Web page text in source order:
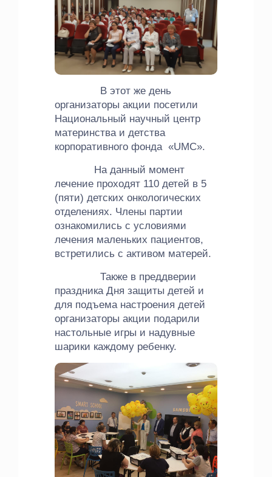
В этот же день
организаторы акции посетили
Национальный научный центр
материнства и детства
корпоративного фонда «UMC».
На данный момент
лечение проходят 110 детей в 5
(пяти) детских онкологических
отделениях. Члены партии
ознакомились с условиями
лечения маленьких пациентов,
встретились с активом матерей.
Также в преддверии
праздника Дня защиты детей и
для подъема настроения детей
организаторы акции подарили
настольные игры и надувные
шарики каждому ребенку.